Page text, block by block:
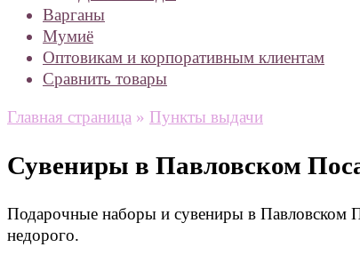
Варганы
Мумиё
Оптовикам и корпоративным клиентам
Сравнить товары
Главная страница » Пункты выдачи
Сувениры в Павловском
Подарочные наборы и сувениры в Павловском
недорого.